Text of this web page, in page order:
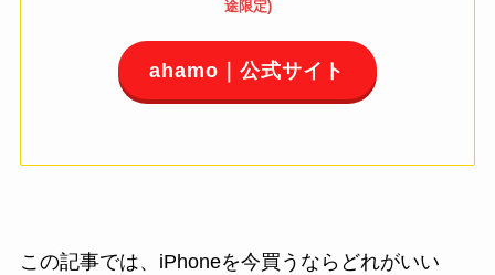
途限定)
ahamo｜公式サイト
この記事では、iPhoneを今買うならどれがいい